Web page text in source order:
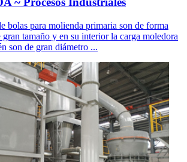
bolas para molienda primaria son de forma
tamaño y en su interior la carga moledora
son de gran diámetro ...